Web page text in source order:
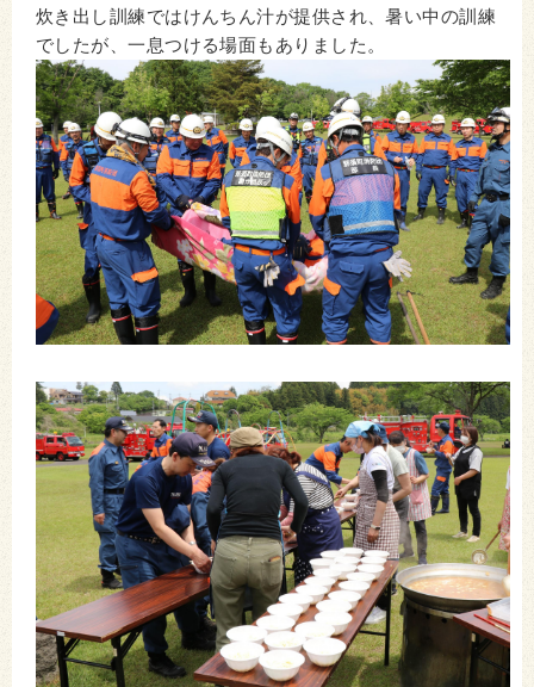
炊き出し訓練ではけんちん汁が提供され、暑い中の訓練
でしたが、一息つける場面もありました。